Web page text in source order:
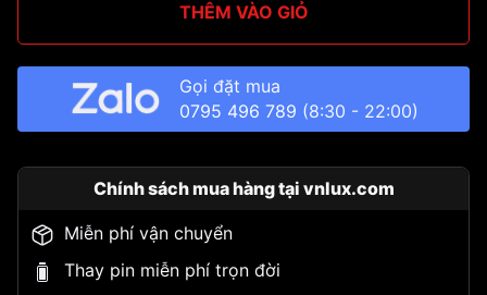
THÊM VÀO GIỎ
Gọi đặt mua
0795 496 789 (8:30 - 22:00)
Chính sách mua hàng tại vnlux.com
Miễn phí vận chuyển
Thay pin miễn phí trọn đời